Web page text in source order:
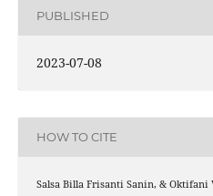
PUBLISHED
2023-07-08
HOW TO CITE
Salsa Billa Frisanti Sanin, &